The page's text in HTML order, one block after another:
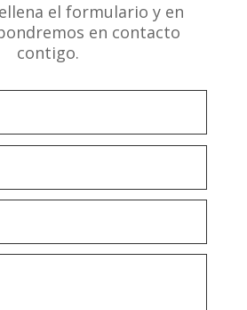
el formulario y en
en contacto
contigo.